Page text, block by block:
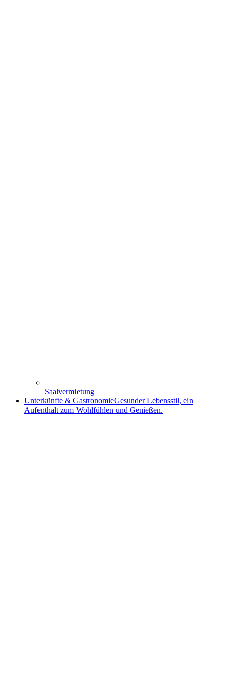
Saalvermietung
Unterkünfte & GastronomieGesunder Lebensstil, ein
Aufenthalt zum Wohlfühlen und Genießen.